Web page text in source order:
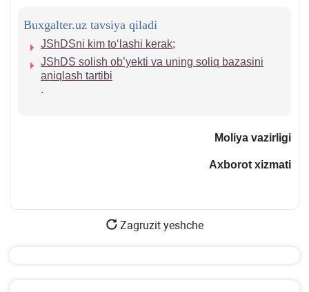
Buxgalter.uz tavsiya qiladi
JShDSni kim toʻlashi kerak;
JShDS solish ob’yekti va uning soliq bazasini
aniqlash tartibi
.
Moliya vazirligi
Aхborot хizmati
Zagruzit yeshche